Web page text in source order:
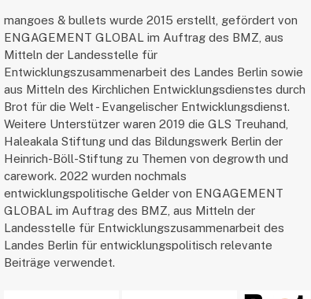
mangoes & bullets wurde 2015 erstellt, gefördert von
ENGAGEMENT GLOBAL im Auftrag des BMZ, aus
Mitteln der Landesstelle für
Entwicklungszusammenarbeit des Landes Berlin sowie
aus Mitteln des Kirchlichen Entwicklungsdienstes durch
Brot für die Welt - Evangelischer Entwicklungsdienst.
Weitere Unterstützer waren 2019 die GLS Treuhand,
Haleakala Stiftung und das Bildungswerk Berlin der
Heinrich-Böll-Stiftung zu Themen von degrowth und
carework. 2022 wurden nochmals
entwicklungspolitische Gelder von ENGAGEMENT
GLOBAL im Auftrag des BMZ, aus Mitteln der
Landesstelle für Entwicklungszusammenarbeit des
Landes Berlin für entwicklungspolitisch relevante
Beiträge verwendet.